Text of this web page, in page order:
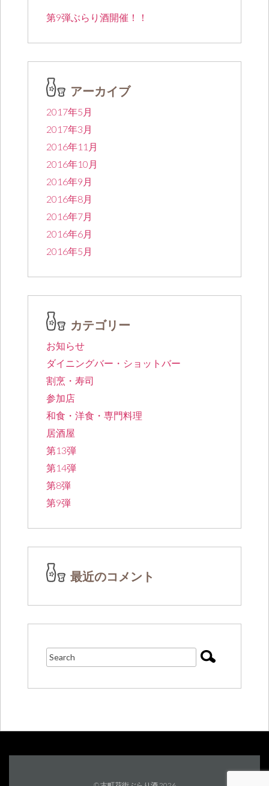
第9弾ぶらり酒開催！！
アーカイブ
2017年5月
2017年3月
2016年11月
2016年10月
2016年9月
2016年8月
2016年7月
2016年6月
2016年5月
カテゴリー
お知らせ
ダイニングバー・ショットバー
割烹・寿司
参加店
和食・洋食・専門料理
居酒屋
第13弾
第14弾
第8弾
第9弾
最近のコメント